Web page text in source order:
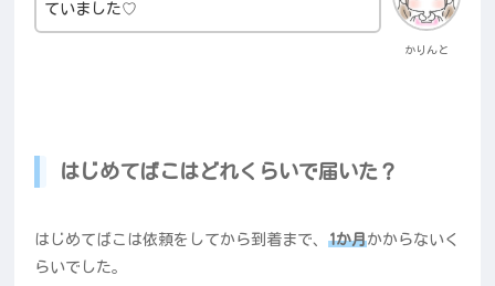
かりんと
ていました♡
はじめてばこはどれくらいで届いた？
はじめてばこは依頼をしてから到着まで、1か月かからないく
らいでした。